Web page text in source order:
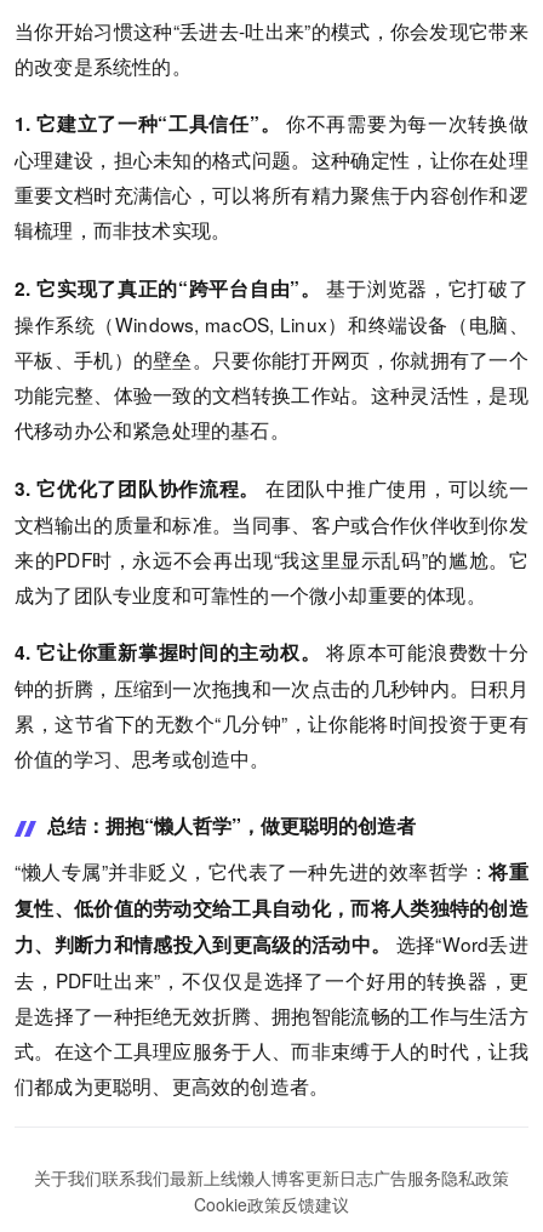
当你开始习惯这种“丢进去-吐出来”的模式，你会发现它带来
的改变是系统性的。
1. 它建立了一种“工具信任”。
你不再需要为每一次转换做
心理建设，担心未知的格式问题。这种确定性，让你在处理
重要文档时充满信心，可以将所有精力聚焦于内容创作和逻
辑梳理，而非技术实现。
2. 它实现了真正的“跨平台自由”。
基于浏览器，它打破了
操作系统（Windows, macOS, Linux）和终端设备（电脑、
平板、手机）的壁垒。只要你能打开网页，你就拥有了一个
功能完整、体验一致的文档转换工作站。这种灵活性，是现
代移动办公和紧急处理的基石。
3. 它优化了团队协作流程。
在团队中推广使用，可以统一
文档输出的质量和标准。当同事、客户或合作伙伴收到你发
来的PDF时，永远不会再出现“我这里显示乱码”的尴尬。它
成为了团队专业度和可靠性的一个微小却重要的体现。
4. 它让你重新掌握时间的主动权。
将原本可能浪费数十分
钟的折腾，压缩到一次拖拽和一次点击的几秒钟内。日积月
累，这节省下的无数个“几分钟”，让你能将时间投资于更有
价值的学习、思考或创造中。
总结：拥抱“懒人哲学”，做更聪明的创造者
“懒人专属”并非贬义，它代表了一种先进的效率哲学：将重
复性、低价值的劳动交给工具自动化，而将人类独特的创造
力、判断力和情感投入到更高级的活动中。
选择“Word丢进
去，PDF吐出来”，不仅仅是选择了一个好用的转换器，更
是选择了一种拒绝无效折腾、拥抱智能流畅的工作与生活方
式。在这个工具理应服务于人、而非束缚于人的时代，让我
们都成为更聪明、更高效的创造者。
关于我们联系我们最新上线懒人博客更新日志广告服务隐私政策
Cookie政策反馈建议